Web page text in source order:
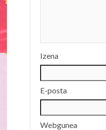
Izena
E-posta
Webgunea